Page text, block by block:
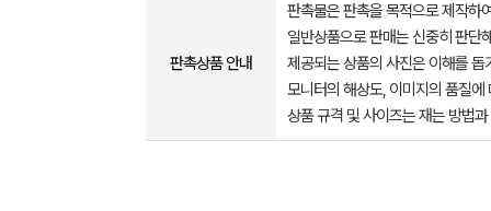
판촉상품 안내
판촉물은 판촉을 목적으로 제작하
일반상품으로 판매는 신중히 판단
제공되는 상품의 사진은 이해를
모니터의 해상도, 이미지의 품질
상품 규격 및 사이즈는 재는 방법